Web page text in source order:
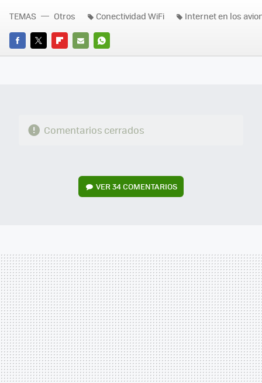
FACEBOOK
TWITTERFLIPBOARD
E-
WHATSAPP
TEMAS Otros Conectividad WiFi Internet en los
Comentarios cerrados
VER34 COMENTARIOS